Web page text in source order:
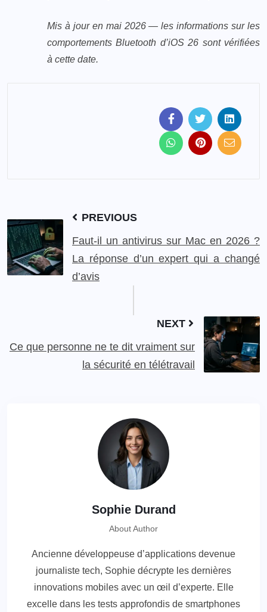
Mis à jour en mai 2026 — les informations sur les
comportements Bluetooth d’iOS 26 sont vérifiées
à cette date.
PREVIOUS
Faut-il un antivirus sur Mac en 2026 ?
La réponse d’un expert qui a changé
d’avis
NEXT
Ce que personne ne te dit vraiment sur
la sécurité en télétravail
Sophie Durand
About Author
Ancienne développeuse d’applications devenue
journaliste tech, Sophie décrypte les dernières
innovations mobiles avec un œil d’experte. Elle
excelle dans les tests approfondis de smartphones